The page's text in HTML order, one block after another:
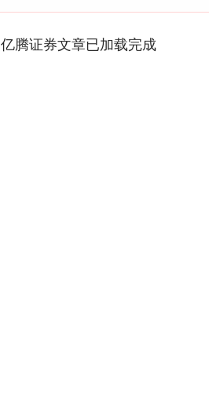
亿腾证券文章已加载完成